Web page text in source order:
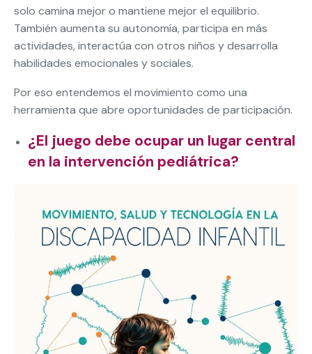
solo camina mejor o mantiene mejor el equilibrio.
También aumenta su autonomía, participa en más
actividades, interactúa con otros niños y desarrolla
habilidades emocionales y sociales.
Por eso entendemos el movimiento como una
herramienta que abre oportunidades de participación.
¿El juego debe ocupar un lugar central
en la intervención pediátrica?